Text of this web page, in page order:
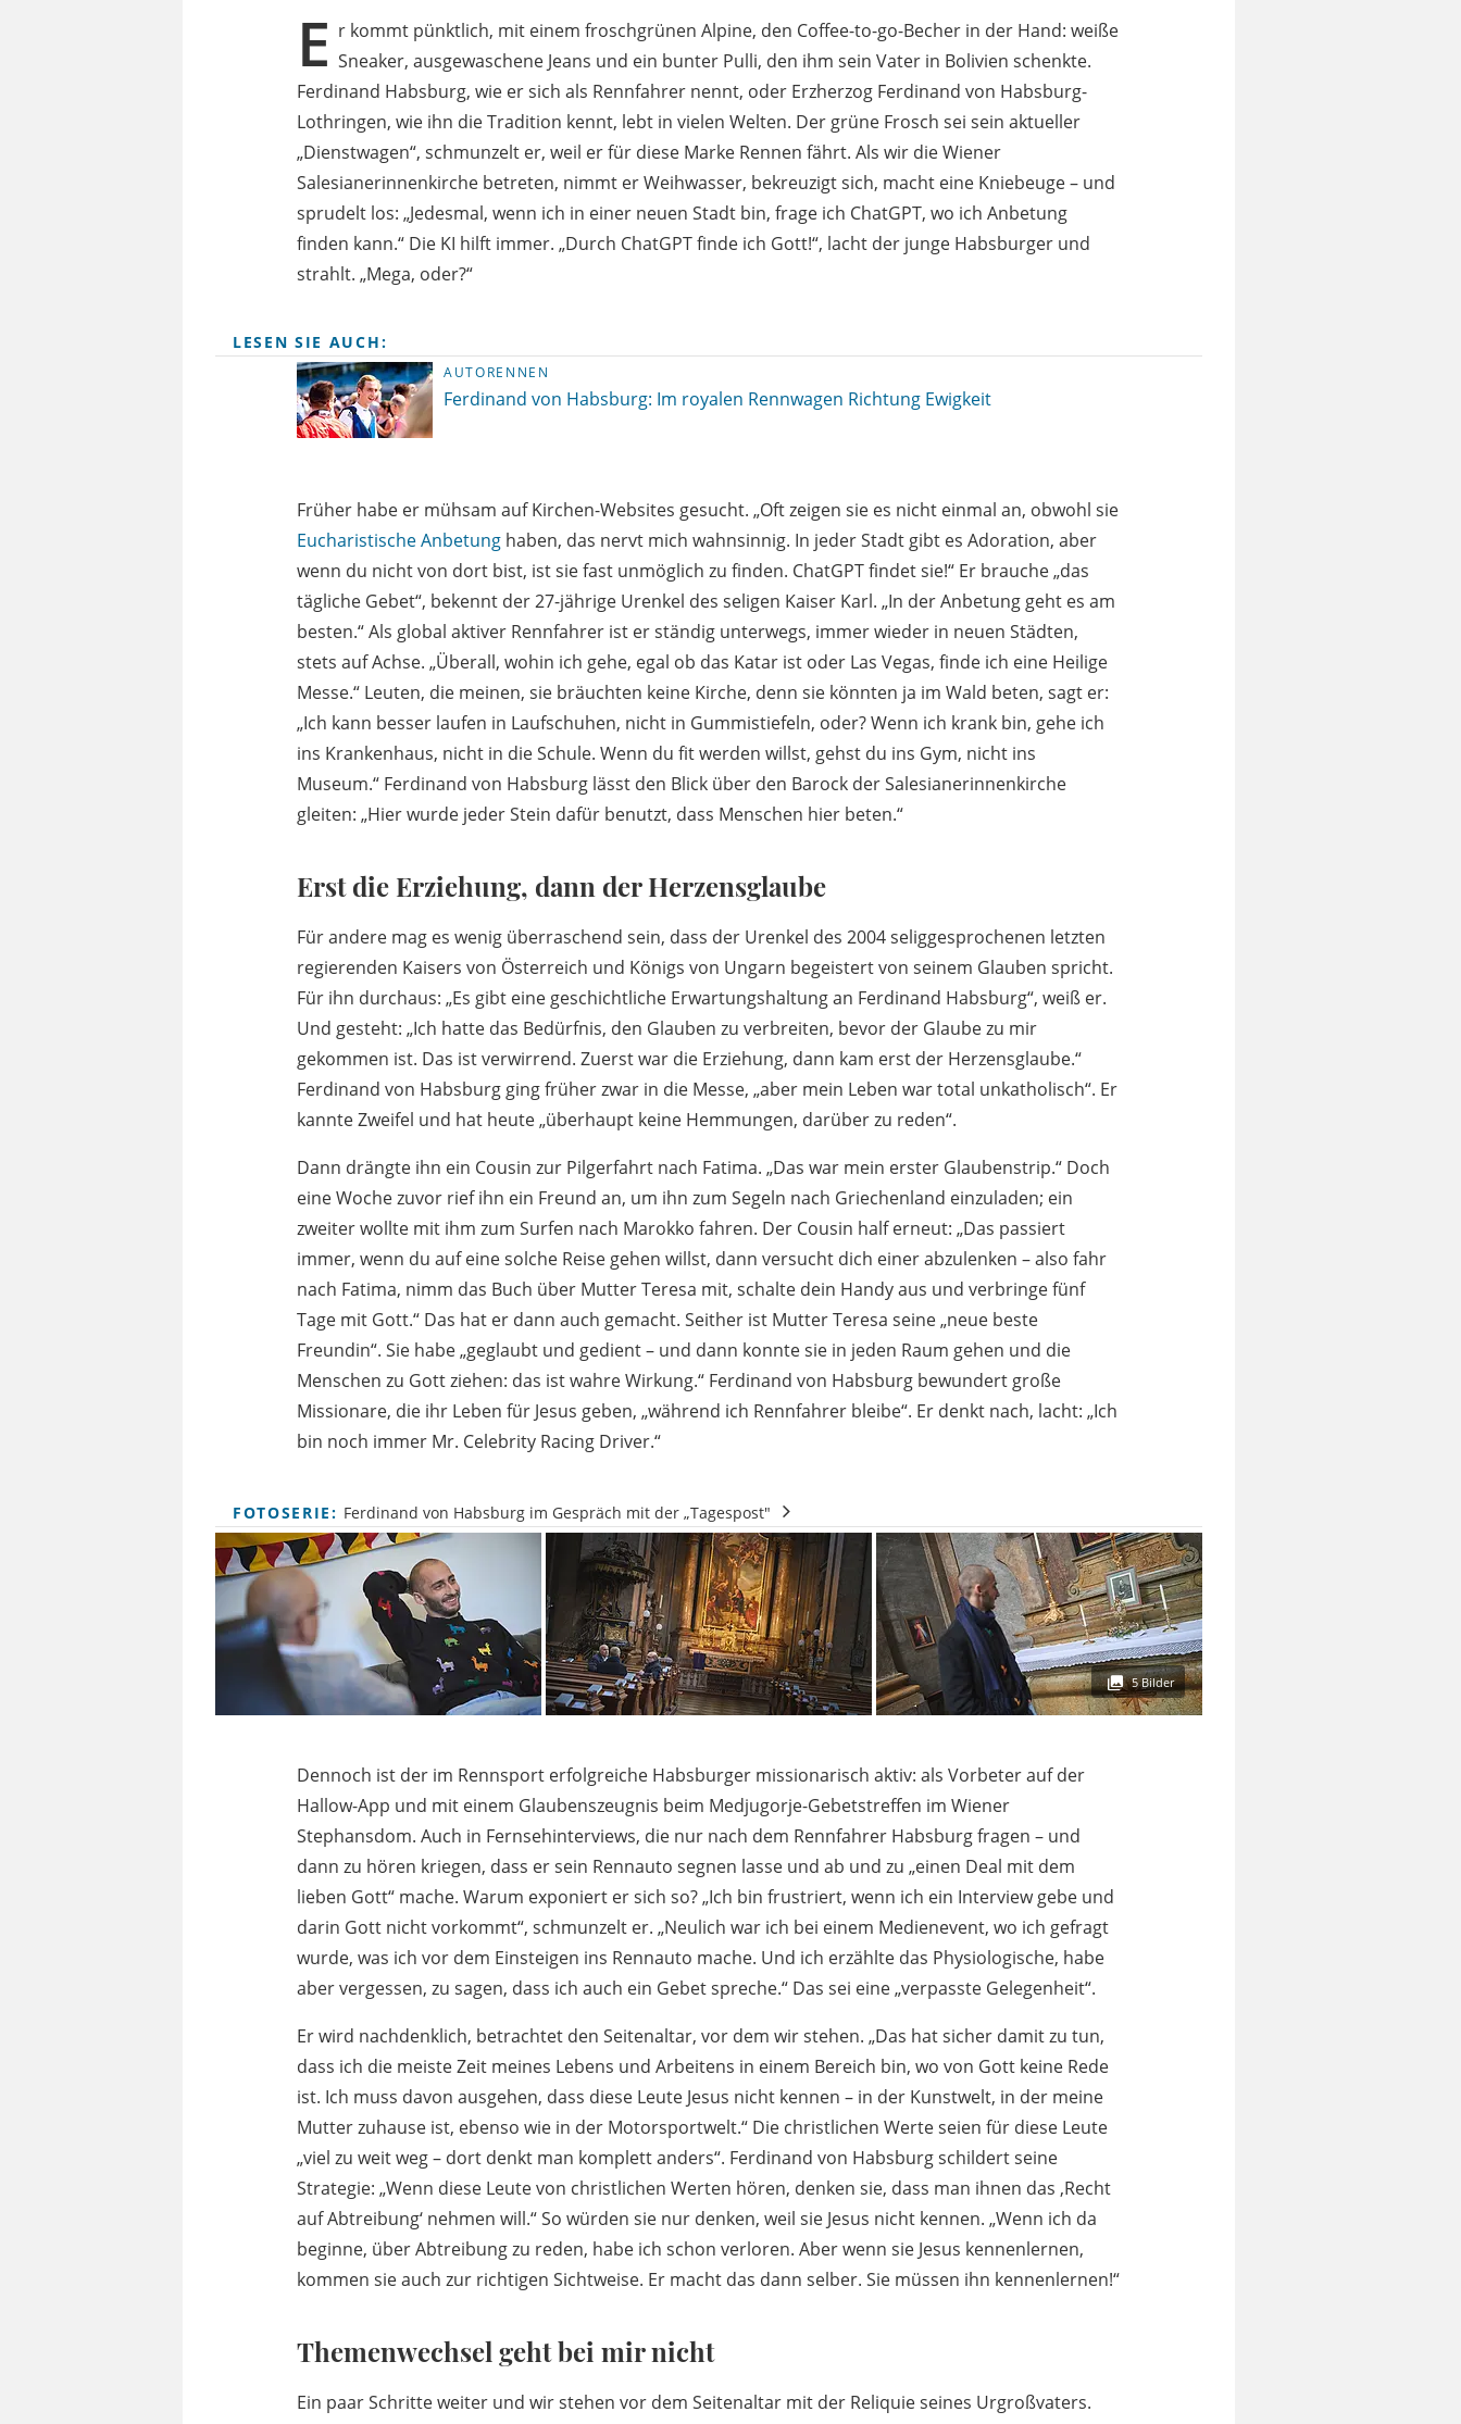
E r kommt pünktlich, mit einem froschgrünen Alpine, den Coffee-to-go-Becher in der Hand: weiße
Sneaker, ausgewaschene Jeans und ein bunter Pulli, den ihm sein Vater in Bolivien schenkte.
Ferdinand Habsburg, wie er sich als Rennfahrer nennt, oder Erzherzog Ferdinand von Habsburg-
Lothringen, wie ihn die Tradition kennt, lebt in vielen Welten. Der grüne Frosch sei sein aktueller
„Dienstwagen“, schmunzelt er, weil er für diese Marke Rennen fährt. Als wir die Wiener
Salesianerinnenkirche betreten, nimmt er Weihwasser, bekreuzigt sich, macht eine Kniebeuge – und
sprudelt los: „Jedesmal, wenn ich in einer neuen Stadt bin, frage ich ChatGPT, wo ich Anbetung
finden kann.“ Die KI hilft immer. „Durch ChatGPT finde ich Gott!“, lacht der junge Habsburger und
strahlt. „Mega, oder?“
LESEN SIE AUCH:
AUTORENNEN
Ferdinand von Habsburg: Im royalen Rennwagen Richtung Ewigkeit
Früher habe er mühsam auf Kirchen-Websites gesucht. „Oft zeigen sie es nicht einmal an, obwohl sie
Eucharistische Anbetung haben, das nervt mich wahnsinnig. In jeder Stadt gibt es Adoration, aber
wenn du nicht von dort bist, ist sie fast unmöglich zu finden. ChatGPT findet sie!“ Er brauche „das
tägliche Gebet“, bekennt der 27-jährige Urenkel des seligen Kaiser Karl. „In der Anbetung geht es am
besten.“ Als global aktiver Rennfahrer ist er ständig unterwegs, immer wieder in neuen Städten,
stets auf Achse. „Überall, wohin ich gehe, egal ob das Katar ist oder Las Vegas, finde ich eine Heilige
Messe.“ Leuten, die meinen, sie bräuchten keine Kirche, denn sie könnten ja im Wald beten, sagt er:
„Ich kann besser laufen in Laufschuhen, nicht in Gummistiefeln, oder? Wenn ich krank bin, gehe ich
ins Krankenhaus, nicht in die Schule. Wenn du fit werden willst, gehst du ins Gym, nicht ins
Museum.“ Ferdinand von Habsburg lässt den Blick über den Barock der Salesianerinnenkirche
gleiten: „Hier wurde jeder Stein dafür benutzt, dass Menschen hier beten.“
Erst die Erziehung, dann der Herzensglaube
Für andere mag es wenig überraschend sein, dass der Urenkel des 2004 seliggesprochenen letzten
regierenden Kaisers von Österreich und Königs von Ungarn begeistert von seinem Glauben spricht.
Für ihn durchaus: „Es gibt eine geschichtliche Erwartungshaltung an Ferdinand Habsburg“, weiß er.
Und gesteht: „Ich hatte das Bedürfnis, den Glauben zu verbreiten, bevor der Glaube zu mir
gekommen ist. Das ist verwirrend. Zuerst war die Erziehung, dann kam erst der Herzensglaube.“
Ferdinand von Habsburg ging früher zwar in die Messe, „aber mein Leben war total unkatholisch“. Er
kannte Zweifel und hat heute „überhaupt keine Hemmungen, darüber zu reden“.
Dann drängte ihn ein Cousin zur Pilgerfahrt nach Fatima. „Das war mein erster Glaubenstrip.“ Doch
eine Woche zuvor rief ihn ein Freund an, um ihn zum Segeln nach Griechenland einzuladen; ein
zweiter wollte mit ihm zum Surfen nach Marokko fahren. Der Cousin half erneut: „Das passiert
immer, wenn du auf eine solche Reise gehen willst, dann versucht dich einer abzulenken – also fahr
nach Fatima, nimm das Buch über Mutter Teresa mit, schalte dein Handy aus und verbringe fünf
Tage mit Gott.“ Das hat er dann auch gemacht. Seither ist Mutter Teresa seine „neue beste
Freundin“. Sie habe „geglaubt und gedient – und dann konnte sie in jeden Raum gehen und die
Menschen zu Gott ziehen: das ist wahre Wirkung.“ Ferdinand von Habsburg bewundert große
Missionare, die ihr Leben für Jesus geben, „während ich Rennfahrer bleibe“. Er denkt nach, lacht: „Ich
bin noch immer Mr. Celebrity Racing Driver.“
FOTOSERIE: Ferdinand von Habsburg im Gespräch mit der „Tagespost"
5 Bilder
Dennoch ist der im Rennsport erfolgreiche Habsburger missionarisch aktiv: als Vorbeter auf der
Hallow-App und mit einem Glaubenszeugnis beim Medjugorje-Gebetstreffen im Wiener
Stephansdom. Auch in Fernsehinterviews, die nur nach dem Rennfahrer Habsburg fragen – und
dann zu hören kriegen, dass er sein Rennauto segnen lasse und ab und zu „einen Deal mit dem
lieben Gott“ mache. Warum exponiert er sich so? „Ich bin frustriert, wenn ich ein Interview gebe und
darin Gott nicht vorkommt“, schmunzelt er. „Neulich war ich bei einem Medienevent, wo ich gefragt
wurde, was ich vor dem Einsteigen ins Rennauto mache. Und ich erzählte das Physiologische, habe
aber vergessen, zu sagen, dass ich auch ein Gebet spreche.“ Das sei eine „verpasste Gelegenheit“.
Er wird nachdenklich, betrachtet den Seitenaltar, vor dem wir stehen. „Das hat sicher damit zu tun,
dass ich die meiste Zeit meines Lebens und Arbeitens in einem Bereich bin, wo von Gott keine Rede
ist. Ich muss davon ausgehen, dass diese Leute Jesus nicht kennen – in der Kunstwelt, in der meine
Mutter zuhause ist, ebenso wie in der Motorsportwelt.“ Die christlichen Werte seien für diese Leute
„viel zu weit weg – dort denkt man komplett anders“. Ferdinand von Habsburg schildert seine
Strategie: „Wenn diese Leute von christlichen Werten hören, denken sie, dass man ihnen das ‚Recht
auf Abtreibung‘ nehmen will.“ So würden sie nur denken, weil sie Jesus nicht kennen. „Wenn ich da
beginne, über Abtreibung zu reden, habe ich schon verloren. Aber wenn sie Jesus kennenlernen,
kommen sie auch zur richtigen Sichtweise. Er macht das dann selber. Sie müssen ihn kennenlernen!“
Themenwechsel geht bei mir nicht
Ein paar Schritte weiter und wir stehen vor dem Seitenaltar mit der Reliquie seines Urgroßvaters.